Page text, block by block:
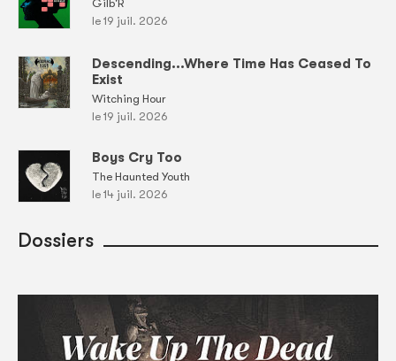
Gilb'R
le 19 juil. 2026
Descending...Where Time Has Ceased To
Exist
Witching Hour
le 19 juil. 2026
Boys Cry Too
The Haunted Youth
le 14 juil. 2026
Dossiers